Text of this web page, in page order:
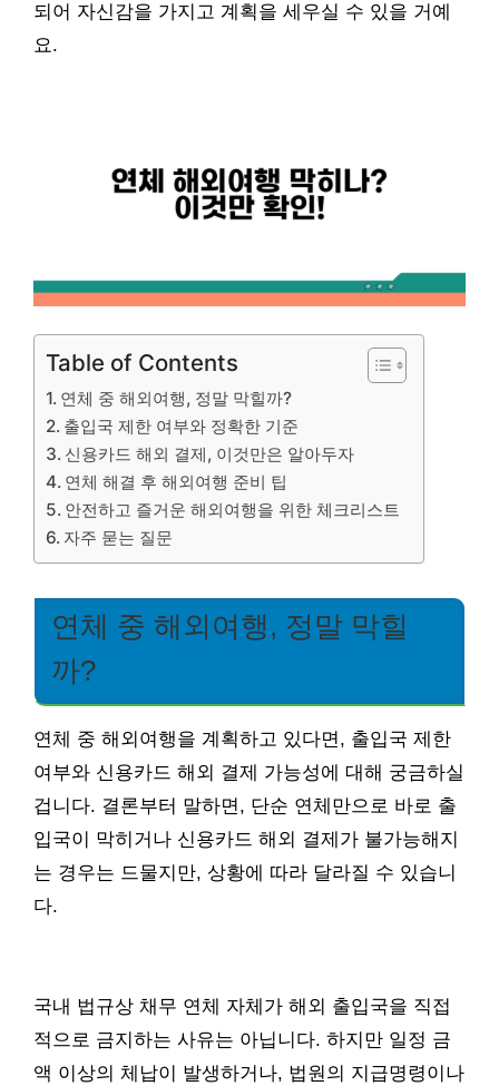
되어 자신감을 가지고 계획을 세우실 수 있을 거예
요.
Table of Contents
연체 중 해외여행, 정말 막힐까?
출입국 제한 여부와 정확한 기준
신용카드 해외 결제, 이것만은 알아두자
연체 해결 후 해외여행 준비 팁
안전하고 즐거운 해외여행을 위한 체크리스트
자주 묻는 질문
연체 중 해외여행, 정말 막힐
까?
연체 중 해외여행을 계획하고 있다면, 출입국 제한
여부와 신용카드 해외 결제 가능성에 대해 궁금하실
겁니다. 결론부터 말하면, 단순 연체만으로 바로 출
입국이 막히거나 신용카드 해외 결제가 불가능해지
는 경우는 드물지만, 상황에 따라 달라질 수 있습니
다.
국내 법규상 채무 연체 자체가 해외 출입국을 직접
적으로 금지하는 사유는 아닙니다. 하지만 일정 금
액 이상의 체납이 발생하거나, 법원의 지급명령이나